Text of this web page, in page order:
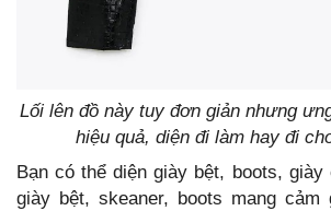
Lối lên đồ này tuy đơn giản nhưng
hiệu quả, diện đi làm hay đi
Bạn có thể diện giày bệt, boots,
giày bệt, skeaner, boots mang cảm